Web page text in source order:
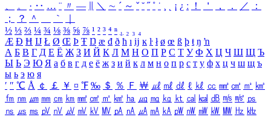
、
。 · ‥ … ¨ 〃 ― ＼ ∼ ´ ～ ˇ ˘ ˝ ˚ ˙ ¸ ¡ ¿ ː ！ ＇ ， ． ／
：
；
？ ＾ ｀
½ ⅓ ⅔ ¼ ¾ ⅛ ⅜ ⅝ ⅞ ¹ ² ³ ⁴ ⁿ ₁ ₂ ₃ ₄
Æ Ð Ħ Ĳ Ł Ø Œ Þ Ŧ Ŋ æ đ ð ħ ı ĳ ĸ ŀ ł ø œ ß þ ŧ ŋ ŉ
А Б В Г Д Е Ё Ж З И Й К Л М Н О П Р С Т У Ф Х Ц Ч Ш Щ Ъ
Ы Ь Э Ю Я а б в г д е ё ж з и й к л м н о п р с т у ф х ц ч ш щ ъ
ы ь э ю я
′ ″ ℃ Å ￠ ￡ ￥ ¤ ℉ ‰ ＄ ％ Ｆ ￦ ㎕ ㎖ ㎗ ℓ ㎘ ㏄ ㎣ ㎤ ㎥ ㎦
㎙ ㎚ ㎛ ㎜ ㎝ ㎞ ㎟ ㎠ ㎡ ㎢ ㏊ ㎍ ㎎ ㎏ ㏏ ㎈ ㎉ ㏈ ㎧ ㎨ ㎰
㎱ ㎲ ㎳ ㎴ ㎵ ㎶ ㎷ ㎸ ㎹ ㎀ ㎁ ㎂ ㎃ ㎄ ㎺ ㎻ ㎽ ㎾ ㎿ ㎐ ㎑